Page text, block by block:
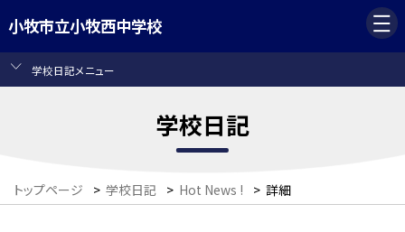
小牧市立小牧西中学校
学校日記メニュー
学校日記
トップページ > 学校日記 > Hot News ! > 詳細